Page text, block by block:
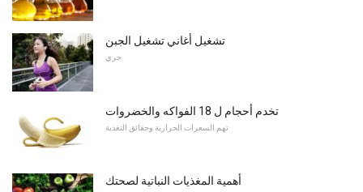
تشغيل أغاني تشغيل الجبن
جري
تخدم أحجام ل 18 الفواكه والخضروات
تهم السعرات الحرارية وحقائق التغذية
أهمية المغذيات النباتية لصحتك